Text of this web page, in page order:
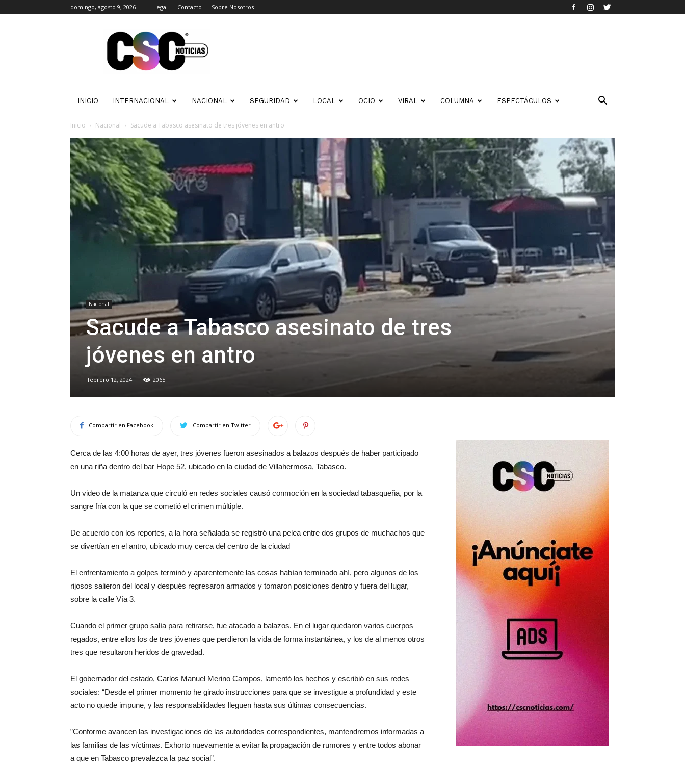
domingo, agosto 9, 2026 Legal Contacto Sobre Nosotros
Noticias
INICIO INTERNACIONAL NACIONAL SEGURIDAD LOCAL OCIO VIRAL COLUMNA ESPECTÁCULOS
Inicio Nacional Sacude a Tabasco asesinato de tres jóvenes en antro
Nacional
Sacude a Tabasco asesinato de tres
jóvenes en antro
febrero 12, 2024 2065
Compartir en Facebook Compartir en Twitter
Cerca de las 4:00 horas de ayer, tres jóvenes fueron asesinados a balazos después de haber participado
en una riña dentro del bar Hope 52, ubicado en la ciudad de Villahermosa, Tabasco.
Un video de la matanza que circuló en redes sociales causó conmoción en la sociedad tabasqueña, por la
sangre fría con la que se cometió el crimen múltiple.
De acuerdo con los reportes, a la hora señalada se registró una pelea entre dos grupos de muchachos que
se divertían en el antro, ubicado muy cerca del centro de la ciudad
El enfrentamiento a golpes terminó y aparentemente las cosas habían terminado ahí, pero algunos de los
rijosos salieron del local y después regresaron armados y tomaron posiciones dentro y fuera del lugar,
sobre la calle Vía 3.
Cuando el primer grupo salía para retirarse, fue atacado a balazos. En el lugar quedaron varios cuerpos
regados, entre ellos los de tres jóvenes que perdieron la vida de forma instantánea, y los de al menos otros
tres que resultaron heridos de gravedad.
El gobernador del estado, Carlos Manuel Merino Campos, lamentó los hechos y escribió en sus redes
sociales: “Desde el primer momento he girado instrucciones para que se investigue a profundidad y este
acto no quede impune, y las responsabilidades lleguen hasta sus últimas consecuencias.
”Conforme avancen las investigaciones de las autoridades correspondientes, mantendremos informadas a
las familias de las víctimas. Exhorto nuevamente a evitar la propagación de rumores y entre todos abonar
a que en Tabasco prevalezca la paz social”.